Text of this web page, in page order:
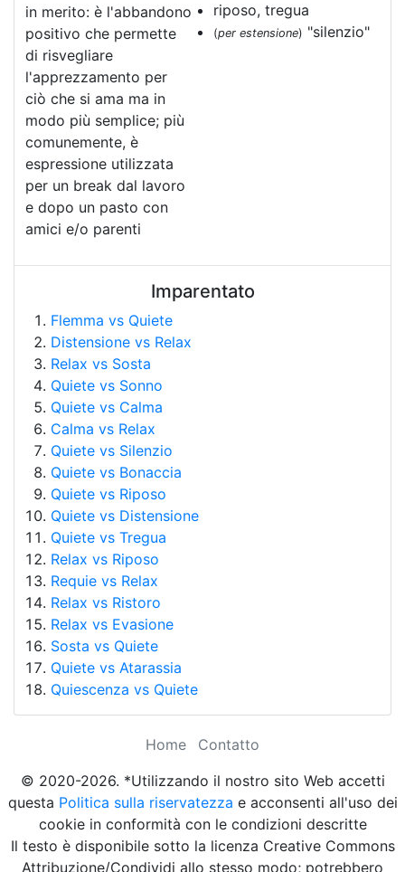
in merito: è l'abbandono
positivo che permette
di risvegliare
l'apprezzamento per
ciò che si ama ma in
modo più semplice; più
comunemente, è
espressione utilizzata
per un break dal lavoro
e dopo un pasto con
amici e/o parenti
riposo, tregua
(per estensione) "silenzio"
Imparentato
Flemma vs Quiete
Distensione vs Relax
Relax vs Sosta
Quiete vs Sonno
Quiete vs Calma
Calma vs Relax
Quiete vs Silenzio
Quiete vs Bonaccia
Quiete vs Riposo
Quiete vs Distensione
Quiete vs Tregua
Relax vs Riposo
Requie vs Relax
Relax vs Ristoro
Relax vs Evasione
Sosta vs Quiete
Quiete vs Atarassia
Quiescenza vs Quiete
Home
Contatto
© 2020-2026. *Utilizzando il nostro sito Web accetti
questa Politica sulla riservatezza e acconsenti all'uso dei
cookie in conformità con le condizioni descritte
Il testo è disponibile sotto la licenza Creative Commons
Attribuzione/Condividi allo stesso modo; potrebbero